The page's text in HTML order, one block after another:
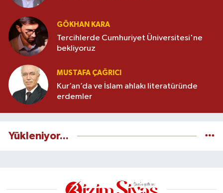
GÖKHAN KARA
Tercihlerde Cumhuriyet Üniversitesi'ne
bekliyoruz
MUSTAFA ÇAĞRICI
Kur’an’da ve İslam ahlakı literatüründe
erdemler
Yükleniyor...